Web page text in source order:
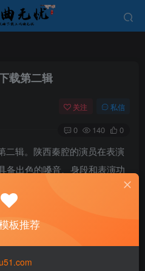
载第二辑
关注 私信
0 140 0
二辑。陕西秦腔的演员在表演
备出色的嗓音、身段和表演功
时需要做出翻腕、高挑、挑笼
技巧要求较高。同时，秦腔演
等技艺，使得角色的表演更加
板推荐